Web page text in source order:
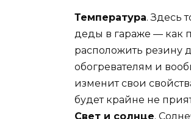
Температура. Здесь
деды в гараже — как
расположить резину
обогревателям и
изменит свои
будет крайне не
Свет и солнце.